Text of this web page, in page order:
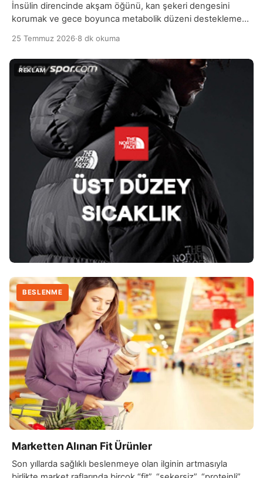
İnsülin direncinde akşam öğünü, kan şekeri dengesini
korumak ve gece boyunca metabolik düzeni desteklemek
25 Temmuz 2026·8 dk okuma
BESLENME
Marketten Alınan Fit Ürünler
Son yıllarda sağlıklı beslenmeye olan ilginin artmasıyla